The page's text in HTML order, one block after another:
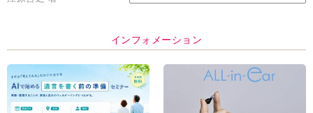
インフォメーション